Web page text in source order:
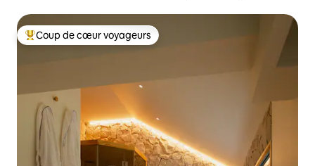
Coups de cœur voyageurs les plus appréciés
Coup de cœur voyageurs